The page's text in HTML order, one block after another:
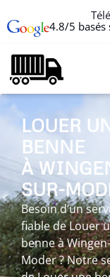
4.8/5 basés
LOUER
BENNE
À
SUR-
Besoin d’un
fiable de Louer
benne à
Moder ? Notre